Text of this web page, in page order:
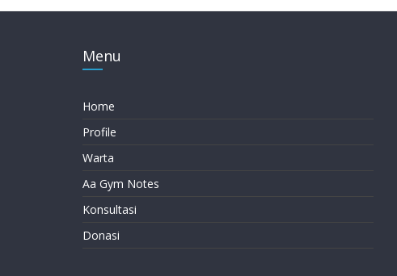
Menu
Home
Profile
Warta
Aa Gym Notes
Konsultasi
Donasi